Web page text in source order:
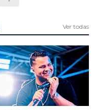
Ver todas